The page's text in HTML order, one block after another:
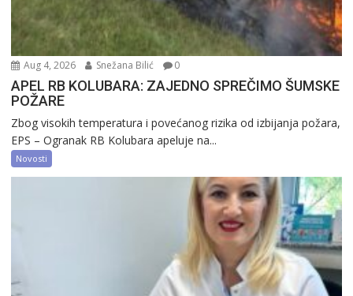
Aug 4, 2026 Snežana Bilić 0
APEL RB KOLUBARA: ZAJEDNO SPREČIMO ŠUMSKE
POŽARE
Zbog visokih temperatura i povećanog rizika od izbijanja požara,
EPS – Ogranak RB Kolubara apeluje na...
Novosti